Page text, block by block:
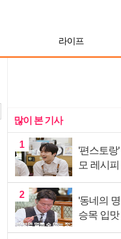
라이프
많이 본 기사
1
'편스토랑
모 레시
2
'동네의
승목 입